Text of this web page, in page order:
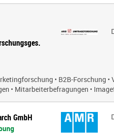
• B2B-Forschung
• Mitarbeiterbefragungen •
GmbH